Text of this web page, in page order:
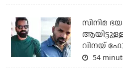
സിനിമ
വിനയ്
54